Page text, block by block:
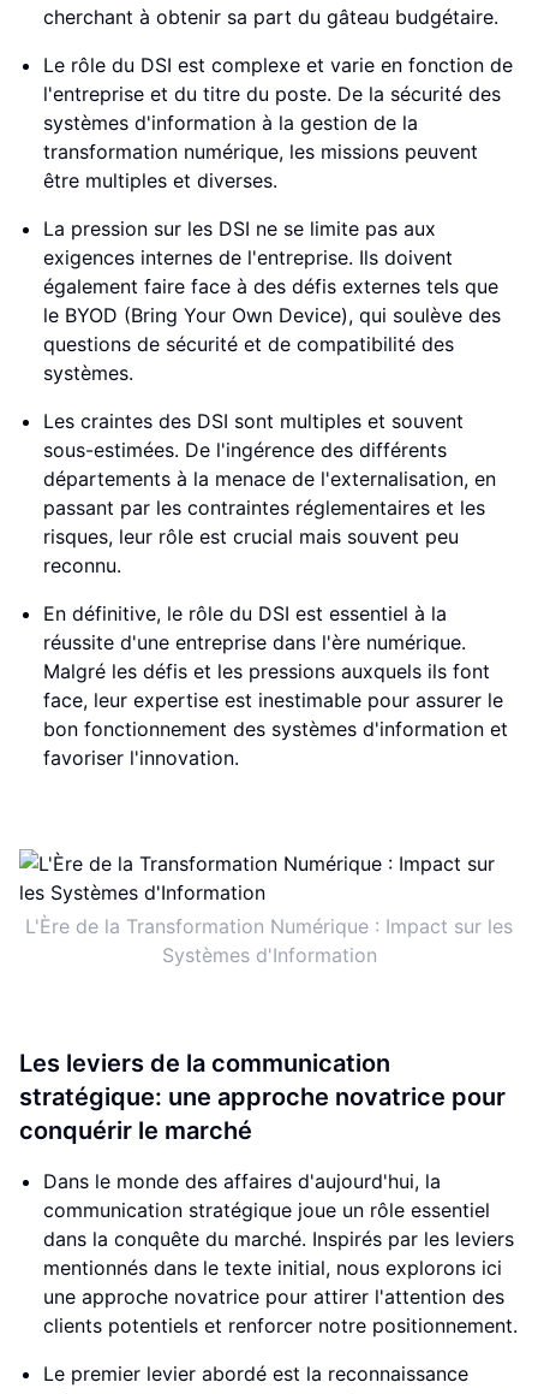
cherchant à obtenir sa part du gâteau budgétaire.
Le rôle du DSI est complexe et varie en fonction de
l'entreprise et du titre du poste. De la sécurité des
systèmes d'information à la gestion de la
transformation numérique, les missions peuvent
être multiples et diverses.
La pression sur les DSI ne se limite pas aux
exigences internes de l'entreprise. Ils doivent
également faire face à des défis externes tels que
le BYOD (Bring Your Own Device), qui soulève des
questions de sécurité et de compatibilité des
systèmes.
Les craintes des DSI sont multiples et souvent
sous-estimées. De l'ingérence des différents
départements à la menace de l'externalisation, en
passant par les contraintes réglementaires et les
risques, leur rôle est crucial mais souvent peu
reconnu.
En définitive, le rôle du DSI est essentiel à la
réussite d'une entreprise dans l'ère numérique.
Malgré les défis et les pressions auxquels ils font
face, leur expertise est inestimable pour assurer le
bon fonctionnement des systèmes d'information et
favoriser l'innovation.
L'Ère de la Transformation Numérique : Impact sur les
Systèmes d'Information
Les leviers de la communication
stratégique: une approche novatrice pour
conquérir le marché
Dans le monde des affaires d'aujourd'hui, la
communication stratégique joue un rôle essentiel
dans la conquête du marché. Inspirés par les leviers
mentionnés dans le texte initial, nous explorons ici
une approche novatrice pour attirer l'attention des
clients potentiels et renforcer notre positionnement.
Le premier levier abordé est la reconnaissance